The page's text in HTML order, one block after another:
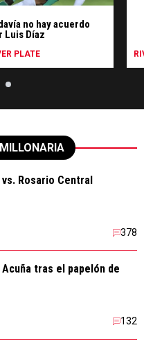
no hay acuerdo
Luis Díaz
PLATE
Rosario Central
378
tras el papelón de
132